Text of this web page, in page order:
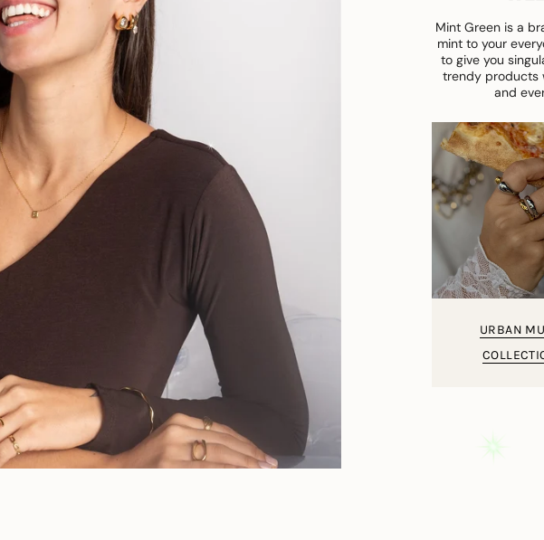
Mint Green is a
mint to your
to give you
trendy products
and
URBAN